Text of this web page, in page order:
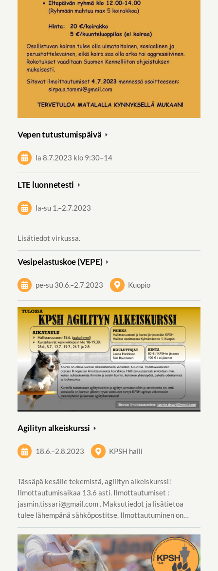
Vepen tutustumispäivä
la 8.7.2023 klo 9:30–14
LTE luonnetesti
la-su 1.–2.7.2023
Lisätiedot virkussa.
Vesipelastuskoe (VEPE)
pe-su 30.6.–2.7.2023 Kuopio
Agilityn alkeiskurssi
18.6.–2.8.2023 KPSH halli
Tässäpä kesälle tekemistä, agilityn alkeiskurssi!
Ilmottautumisaikaa 13.6 asti. Ilmottautumiset :
jasmin.tissari@gmail.com . Maksutiedot ja lisätietoa
tulee lähempänä sähköpostitse. Ilmottautuminen on…